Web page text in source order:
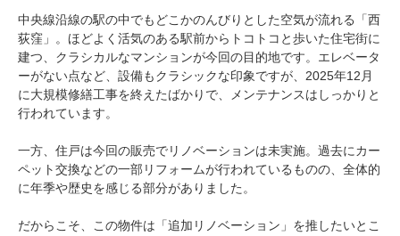
中央線沿線の駅の中でもどこかのんびりとした空気が流れる「西
荻窪」。ほどよく活気のある駅前からトコトコと歩いた住宅街に
建つ、クラシカルなマンションが今回の目的地です。エレベータ
ーがない点など、設備もクラシックな印象ですが、2025年12月
に大規模修繕工事を終えたばかりで、メンテナンスはしっかりと
行われています。
一方、住戸は今回の販売でリノベーションは未実施。過去にカー
ペット交換などの一部リフォームが行われているものの、全体的
に年季や歴史を感じる部分がありました。
だからこそ、この物件は「追加リノベーション」を推したいとこ